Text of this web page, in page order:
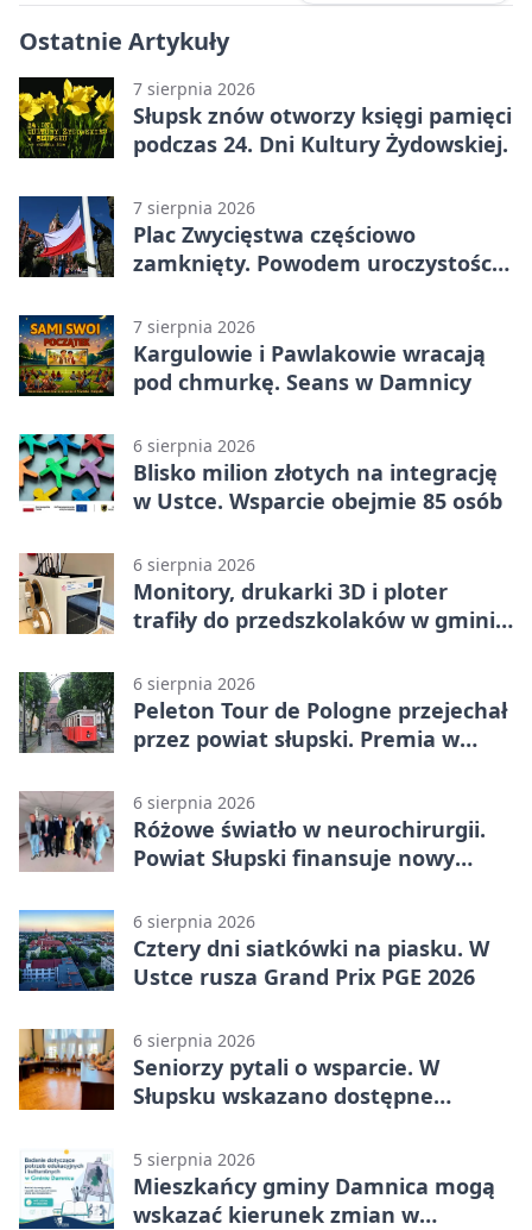
Ostatnie Artykuły
7 sierpnia 2026
Słupsk znów otworzy księgi pamięci
podczas 24. Dni Kultury Żydowskiej.
7 sierpnia 2026
Plac Zwycięstwa częściowo
zamknięty. Powodem uroczystości
7 sierpnia 2026
Kargulowie i Pawlakowie wracają
pod chmurkę. Seans w Damnicy
6 sierpnia 2026
Blisko milion złotych na integrację
w Ustce. Wsparcie obejmie 85 osób
6 sierpnia 2026
Monitory, drukarki 3D i ploter
trafiły do przedszkolaków w gminie
6 sierpnia 2026
Peleton Tour de Pologne przejechał
przez powiat słupski. Premia w
6 sierpnia 2026
Różowe światło w neurochirurgii.
Powiat Słupski finansuje nowy
6 sierpnia 2026
Cztery dni siatkówki na piasku. W
Ustce rusza Grand Prix PGE 2026
6 sierpnia 2026
Seniorzy pytali o wsparcie. W
Słupsku wskazano dostępne
5 sierpnia 2026
Mieszkańcy gminy Damnica mogą
wskazać kierunek zmian w